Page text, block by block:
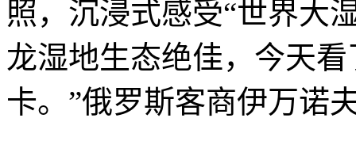
照，沉浸式感受“世界大
龙湿地生态绝佳，今天
卡。”俄罗斯客商伊万诺